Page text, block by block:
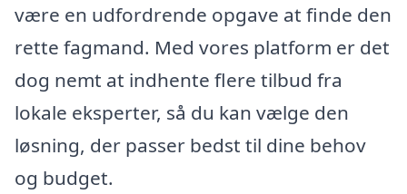
være en udfordrende opgave at finde den
rette fagmand. Med vores platform er det
dog nemt at indhente flere tilbud fra
lokale eksperter, så du kan vælge den
løsning, der passer bedst til dine behov
og budget.